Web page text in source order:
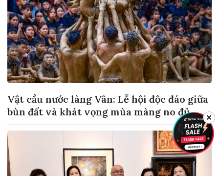
Vật cầu nước làng Vân: Lễ hội độc đáo giữa
bùn đất và khát vọng mùa màng no đủ
✕